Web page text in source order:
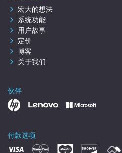
宏大的想法
系统功能
用户故事
定价
博客
关于我们
伙伴
付款选项